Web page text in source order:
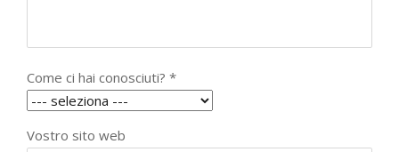
Come ci hai conosciuti? *
Vostro sito web